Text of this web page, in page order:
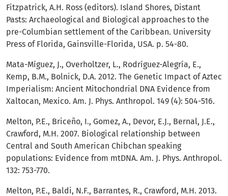
Fitzpatrick, A.H. Ross (editors). Island Shores, Distant
Pasts: Archaeological and Biological approaches to the
pre-Columbian settlement of the Caribbean. University
Press of Florida, Gainsville-Florida, USA. p. 54-80.
Mata-Míguez, J., Overholtzer, L., Rodríguez-Alegría, E.,
Kemp, B.M., Bolnick, D.A. 2012. The Genetic Impact of Aztec
Imperialism: Ancient Mitochondrial DNA Evidence from
Xaltocan, Mexico. Am. J. Phys. Anthropol. 149 (4): 504-516.
Melton, P.E., Briceño, I., Gomez, A., Devor, E.J., Bernal, J.E.,
Crawford, M.H. 2007. Biological relationship between
Central and South American Chibchan speaking
populations: Evidence from mtDNA. Am. J. Phys. Anthropol.
132: 753-770.
Melton, P.E., Baldi, N.F., Barrantes, R., Crawford, M.H. 2013.